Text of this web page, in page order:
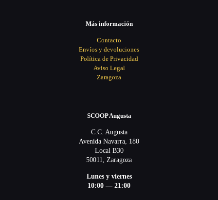
Más información
Contacto
Envíos y devoluciones
Política de Privacidad
Aviso Legal
Zaragoza
SCOOP Augusta
C.C. Augusta
Avenida Navarra, 180
Local B30
50011, Zaragoza
Lunes y viernes
10:00 — 21:00